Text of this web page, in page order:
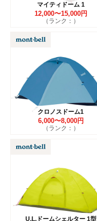
マイティドーム 1
12,000〜15,000円
（ランク：）
クロノスドーム1
6,000〜8,000円
（ランク：）
U.L.ドームシェルター 1型